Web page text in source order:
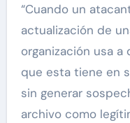
“Cuando un
actualización de
organización usa a
que esta tiene en
sin generar
archivo como